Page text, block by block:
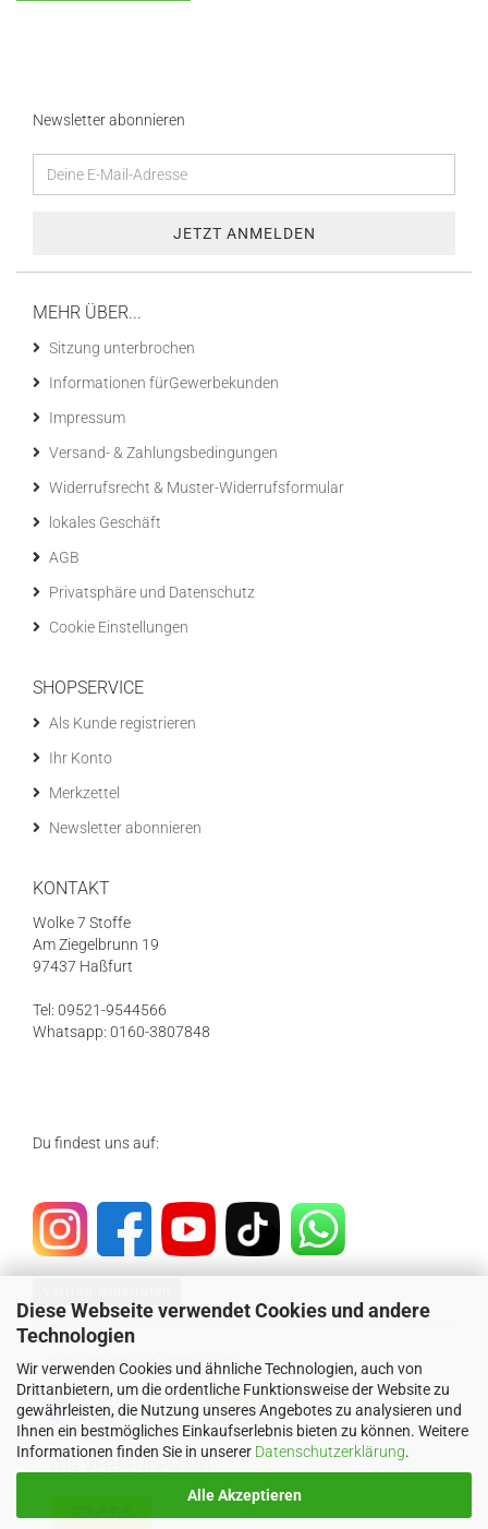
Diese Webseite verwendet Cookies und andere
Technologien
Wir verwenden Cookies und ähnliche Technologien, auch von
Drittanbietern, um die ordentliche Funktionsweise der Website zu
gewährleisten, die Nutzung unseres Angebotes zu analysieren und
Ihnen ein bestmögliches Einkaufserlebnis bieten zu können. Weitere
Informationen finden Sie in unserer Datenschutzerklärung.
Alle Akzeptieren
Newsletter abonnieren
MEHR ÜBER...
Sitzung unterbrochen
Informationen fürGewerbekunden
Impressum
Versand- & Zahlungsbedingungen
Widerrufsrecht & Muster-Widerrufsformular
lokales Geschäft
AGB
Privatsphäre und Datenschutz
Cookie Einstellungen
SHOPSERVICE
Als Kunde registrieren
Ihr Konto
Merkzettel
Newsletter abonnieren
KONTAKT
Wolke 7 Stoffe
Am Ziegelbrunn 19
97437 Haßfurt
Tel: 09521-9544566
Whatsapp: 0160-3807848
Du findest uns auf:
SICHER EINKAUFEN MIT